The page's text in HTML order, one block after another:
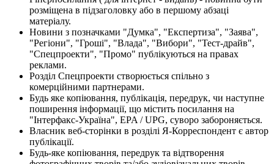
розміщена в підзаголовку або в першому абзаці
матеріалу.
Новини з позначками "Думка", "Експертиза", "Заява",
"Регіони", "Гроші", "Влада", "Вибори", "Тест-драйв",
"Спецпроекти", "Промо" публікуються на правах
реклами.
Розділ Спецпроекти створюється спільно з
комерційними партнерами.
Будь яке копіювання, публікація, передрук, чи наступне
поширення інформації, що містить посилання на
"Інтерфакс-Україна", EPA / UPG, суворо забороняється.
Власник веб-сторінки в розділі Я-Корреспондент є автор
публікації.
Будь-яке копіювання, передрук та відтворення